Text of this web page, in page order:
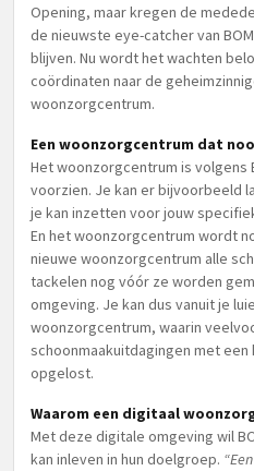
Opening, maar kregen de
de nieuwste eye-catcher van
blijven. Nu wordt het wachten
coördinaten naar de
woonzorgcentrum.
Een woonzorgcentrum dat
Het woonzorgcentrum is volgens
voorzien. Je kan er bijvoorbeeld
je kan inzetten voor jouw
En het woonzorgcentrum wordt
nieuwe woonzorgcentrum alle
tackelen nog vóór ze worden
omgeving. Je kan dus vanuit je
woonzorgcentrum, waarin
schoonmaakuitdagingen met
opgelost.
Waarom een digitaal
Met deze digitale omgeving wil
kan inleven in hun doelgroep.